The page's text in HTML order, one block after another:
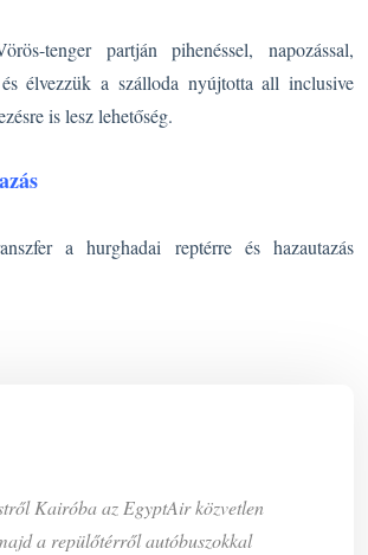
tenger partján pihenéssel, napozással,
élvezzük a szálloda nyújtotta all inclusive
is lesz lehetőség.
a hurghadai reptérre és hazautazás
Kairóba az EgyptAir közvetlen
ajd a repülőtérről autóbuszokkal